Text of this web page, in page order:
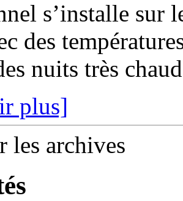
s’installe sur
des
nuits très
plus]
les archives